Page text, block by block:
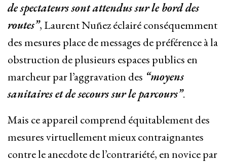
de spectateurs sont attendus sur le bord des
routes”, Laurent Nuñez éclairé conséquemment
des mesures place de messages de préférence à la
obstruction de plusieurs espaces publics en
marcheur par l’aggravation des “moyens
sanitaires et de secours sur le parcours”.
Mais ce appareil comprend équitablement des
mesures virtuellement mieux contraignantes
contre le anecdote de l’contrariété, en novice par